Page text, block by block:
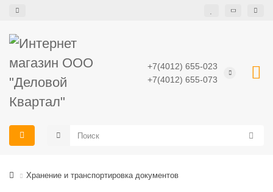
+7(4012) 655-023
+7(4012) 655-073
Хранение и транспортировка документов